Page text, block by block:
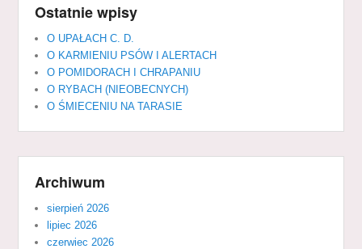
Ostatnie wpisy
O UPAŁACH C. D.
O KARMIENIU PSÓW I ALERTACH
O POMIDORACH I CHRAPANIU
O RYBACH (NIEOBECNYCH)
O ŚMIECENIU NA TARASIE
Archiwum
sierpień 2026
lipiec 2026
czerwiec 2026